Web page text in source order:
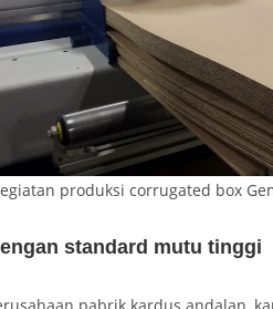
produksi corrugated box
standard mutu tinggi